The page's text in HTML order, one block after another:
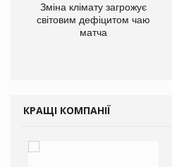
Зміна клімату загрожує
світовим дефіцитом чаю
матча
КРАЩІ КОМПАНІЇ